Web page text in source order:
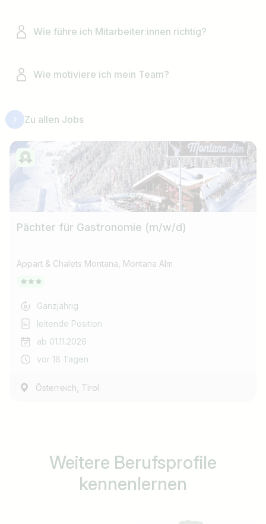
Wie führe ich Mitarbeiter:innen richtig?
Wie motiviere ich mein Team?
Zu allen Jobs
Pächter für Gastronomie (m/w/d)
Appart & Chalets Montana, Montana Alm
Ganzjährig
leitende Position
ab 01.11.2026
vor 16 Tagen
Österreich Tirol
Weitere Berufsprofile
kennenlernen